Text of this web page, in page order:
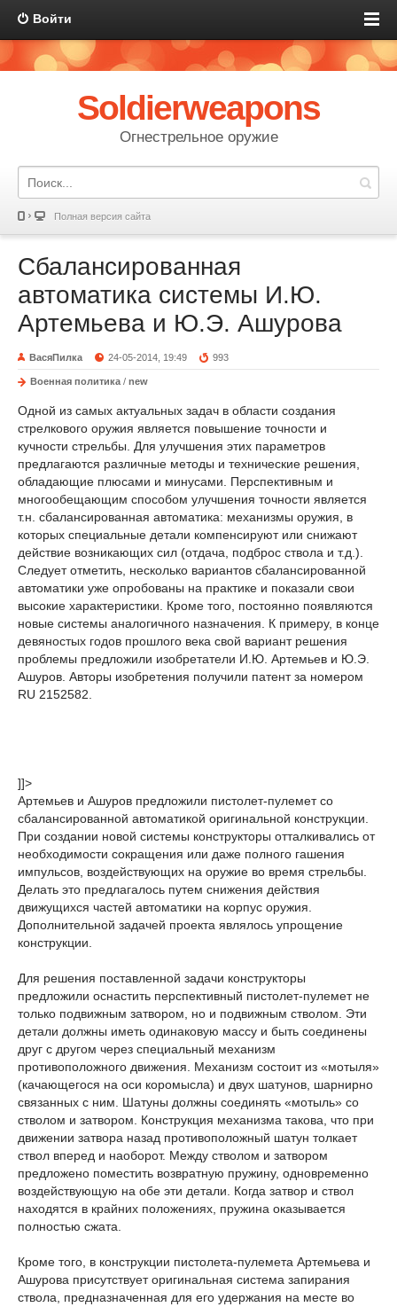
Войти
Soldierweapons
Огнестрельное оружие
Полная версия сайта
Сбалансированная
автоматика системы И.Ю.
Артемьева и Ю.Э. Ашурова
ВасяПилка 24-05-2014, 19:49 993
Военная политика / new
Одной из самых актуальных задач в области создания
стрелкового оружия является повышение точности и
кучности стрельбы. Для улучшения этих параметров
предлагаются различные методы и технические решения,
обладающие плюсами и минусами. Перспективным и
многообещающим способом улучшения точности является
т.н. сбалансированная автоматика: механизмы оружия, в
которых специальные детали компенсируют или снижают
действие возникающих сил (отдача, подброс ствола и т.д.).
Следует отметить, несколько вариантов сбалансированной
автоматики уже опробованы на практике и показали свои
высокие характеристики. Кроме того, постоянно появляются
новые системы аналогичного назначения. К примеру, в конце
девяностых годов прошлого века свой вариант решения
проблемы предложили изобретатели И.Ю. Артемьев и Ю.Э.
Ашуров. Авторы изобретения получили патент за номером
RU 2152582.
]]>
Артемьев и Ашуров предложили пистолет-пулемет со
сбалансированной автоматикой оригинальной конструкции.
При создании новой системы конструкторы отталкивались от
необходимости сокращения или даже полного гашения
импульсов, воздействующих на оружие во время стрельбы.
Делать это предлагалось путем снижения действия
движущихся частей автоматики на корпус оружия.
Дополнительной задачей проекта являлось упрощение
конструкции.
Для решения поставленной задачи конструкторы
предложили оснастить перспективный пистолет-пулемет не
только подвижным затвором, но и подвижным стволом. Эти
детали должны иметь одинаковую массу и быть соединены
друг с другом через специальный механизм
противоположного движения. Механизм состоит из «мотыля»
(качающегося на оси коромысла) и двух шатунов, шарнирно
связанных с ним. Шатуны должны соединять «мотыль» со
стволом и затвором. Конструкция механизма такова, что при
движении затвора назад противоположный шатун толкает
ствол вперед и наоборот. Между стволом и затвором
предложено поместить возвратную пружину, одновременно
воздействующую на обе эти детали. Когда затвор и ствол
находятся в крайних положениях, пружина оказывается
полностью сжата.
Кроме того, в конструкции пистолета-пулемета Артемьева и
Ашурова присутствует оригинальная система запирания
ствола, предназначенная для его удержания на месте во